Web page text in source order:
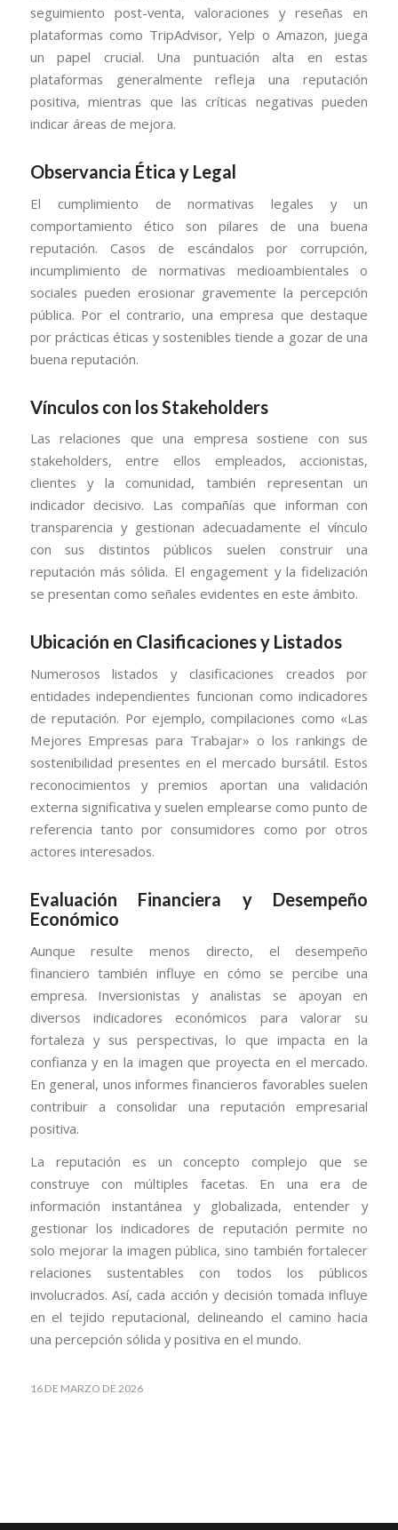
seguimiento post-venta, valoraciones y reseñas en
plataformas como TripAdvisor, Yelp o Amazon, juega
un papel crucial. Una puntuación alta en estas
plataformas generalmente refleja una reputación
positiva, mientras que las críticas negativas pueden
indicar áreas de mejora.
Observancia Ética y Legal
El cumplimiento de normativas legales y un
comportamiento ético son pilares de una buena
reputación. Casos de escándalos por corrupción,
incumplimiento de normativas medioambientales o
sociales pueden erosionar gravemente la percepción
pública. Por el contrario, una empresa que destaque
por prácticas éticas y sostenibles tiende a gozar de una
buena reputación.
Vínculos con los Stakeholders
Las relaciones que una empresa sostiene con sus
stakeholders, entre ellos empleados, accionistas,
clientes y la comunidad, también representan un
indicador decisivo. Las compañías que informan con
transparencia y gestionan adecuadamente el vínculo
con sus distintos públicos suelen construir una
reputación más sólida. El engagement y la fidelización
se presentan como señales evidentes en este ámbito.
Ubicación en Clasificaciones y Listados
Numerosos listados y clasificaciones creados por
entidades independientes funcionan como indicadores
de reputación. Por ejemplo, compilaciones como «Las
Mejores Empresas para Trabajar» o los rankings de
sostenibilidad presentes en el mercado bursátil. Estos
reconocimientos y premios aportan una validación
externa significativa y suelen emplearse como punto de
referencia tanto por consumidores como por otros
actores interesados.
Evaluación Financiera y Desempeño
Económico
Aunque resulte menos directo, el desempeño
financiero también influye en cómo se percibe una
empresa. Inversionistas y analistas se apoyan en
diversos indicadores económicos para valorar su
fortaleza y sus perspectivas, lo que impacta en la
confianza y en la imagen que proyecta en el mercado.
En general, unos informes financieros favorables suelen
contribuir a consolidar una reputación empresarial
positiva.
La reputación es un concepto complejo que se
construye con múltiples facetas. En una era de
información instantánea y globalizada, entender y
gestionar los indicadores de reputación permite no
solo mejorar la imagen pública, sino también fortalecer
relaciones sustentables con todos los públicos
involucrados. Así, cada acción y decisión tomada influye
en el tejido reputacional, delineando el camino hacia
una percepción sólida y positiva en el mundo.
16 DE MARZO DE 2026